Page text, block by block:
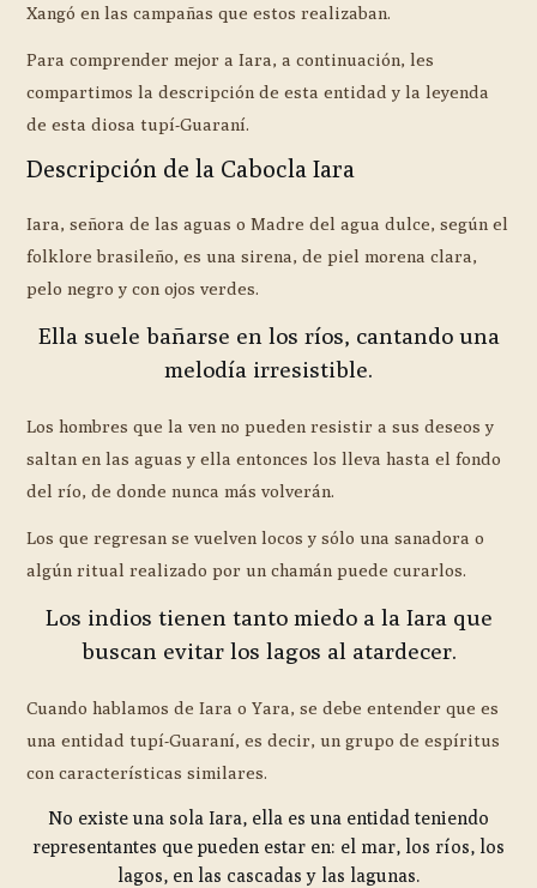
Xangó en las campañas que estos realizaban.
Para comprender mejor a Iara, a continuación, les
compartimos la descripción de esta entidad y la leyenda
de esta diosa tupí-Guaraní.
Descripción de la Cabocla Iara
Iara, señora de las aguas o Madre del agua dulce, según el
folklore brasileño, es una sirena, de piel morena clara,
pelo negro y con ojos verdes.
Ella suele bañarse en los ríos, cantando una
melodía irresistible.
Los hombres que la ven no pueden resistir a sus deseos y
saltan en las aguas y ella entonces los lleva hasta el fondo
del río, de donde nunca más volverán.
Los que regresan se vuelven locos y sólo una sanadora o
algún ritual realizado por un chamán puede curarlos.
Los indios tienen tanto miedo a la Iara que
buscan evitar los lagos al atardecer.
Cuando hablamos de Iara o Yara, se debe entender que es
una entidad tupí-Guaraní, es decir, un grupo de espíritus
con características similares.
No existe una sola Iara, ella es una entidad teniendo
representantes que pueden estar en: el mar, los ríos, los
lagos, en las cascadas y las lagunas.